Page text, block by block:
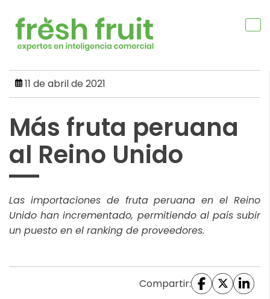
content
11 de abril de 2021
Más fruta peruana
al Reino Unido
Las importaciones de fruta peruana en el Reino
Unido han incrementado, permitiendo al país subir
un puesto en el ranking de proveedores.
Compartir: